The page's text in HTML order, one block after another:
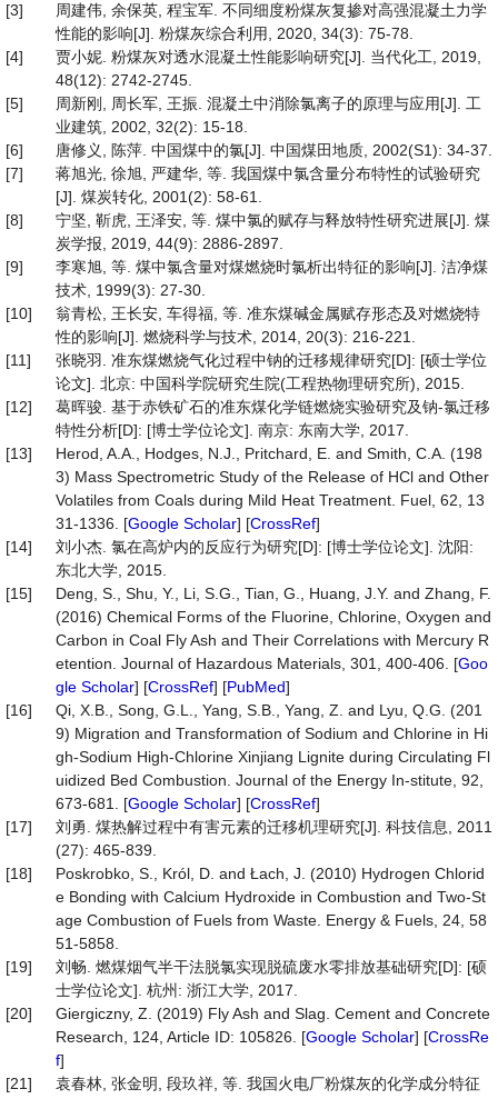
[3]
周建伟, 余保英, 程宝军. 不同细度粉煤灰复掺对高强混凝土力学
性能的影响[J]. 粉煤灰综合利用, 2020, 34(3): 75-78.
[4]
贾小妮. 粉煤灰对透水混凝土性能影响研究[J]. 当代化工, 2019,
48(12): 2742-2745.
[5]
周新刚, 周长军, 王振. 混凝土中消除氯离子的原理与应用[J]. 工
业建筑, 2002, 32(2): 15-18.
[6]
唐修义, 陈萍. 中国煤中的氯[J]. 中国煤田地质, 2002(S1): 34-37.
[7]
蒋旭光, 徐旭, 严建华, 等. 我国煤中氯含量分布特性的试验研究
[J]. 煤炭转化, 2001(2): 58-61.
[8]
宁坚, 靳虎, 王泽安, 等. 煤中氯的赋存与释放特性研究进展[J]. 煤
炭学报, 2019, 44(9): 2886-2897.
[9]
李寒旭, 等. 煤中氯含量对煤燃烧时氯析出特征的影响[J]. 洁净煤
技术, 1999(3): 27-30.
[10]
翁青松, 王长安, 车得福, 等. 准东煤碱金属赋存形态及对燃烧特
性的影响[J]. 燃烧科学与技术, 2014, 20(3): 216-221.
[11]
张晓羽. 准东煤燃烧气化过程中钠的迁移规律研究[D]: [硕士学位
论文]. 北京: 中国科学院研究生院(工程热物理研究所), 2015.
[12]
葛晖骏. 基于赤铁矿石的准东煤化学链燃烧实验研究及钠-氯迁移
特性分析[D]: [博士学位论文]. 南京: 东南大学, 2017.
[13]
Herod, A.A., Hodges, N.J., Pritchard, E. and Smith, C.A. (198
3) Mass Spectrometric Study of the Release of HCl and Other
Volatiles from Coals during Mild Heat Treatment. Fuel, 62, 13
31-1336. [Google Scholar] [CrossRef]
[14]
刘小杰. 氯在高炉内的反应行为研究[D]: [博士学位论文]. 沈阳:
东北大学, 2015.
[15]
Deng, S., Shu, Y., Li, S.G., Tian, G., Huang, J.Y. and Zhang, F.
(2016) Chemical Forms of the Fluorine, Chlorine, Oxygen and
Carbon in Coal Fly Ash and Their Correlations with Mercury R
etention. Journal of Hazardous Materials, 301, 400-406. [Goo
gle Scholar] [CrossRef] [PubMed]
[16]
Qi, X.B., Song, G.L., Yang, S.B., Yang, Z. and Lyu, Q.G. (201
9) Migration and Transformation of Sodium and Chlorine in Hi
gh-Sodium High-Chlorine Xinjiang Lignite during Circulating Fl
uidized Bed Combustion. Journal of the Energy In-stitute, 92,
673-681. [Google Scholar] [CrossRef]
[17]
刘勇. 煤热解过程中有害元素的迁移机理研究[J]. 科技信息, 2011
(27): 465-839.
[18]
Poskrobko, S., Król, D. and Łach, J. (2010) Hydrogen Chlorid
e Bonding with Calcium Hydroxide in Combustion and Two-St
age Combustion of Fuels from Waste. Energy & Fuels, 24, 58
51-5858.
[19]
刘畅. 燃煤烟气半干法脱氯实现脱硫废水零排放基础研究[D]: [硕
士学位论文]. 杭州: 浙江大学, 2017.
[20]
Giergiczny, Z. (2019) Fly Ash and Slag. Cement and Concrete
Research, 124, Article ID: 105826. [Google Scholar] [CrossRe
f]
[21]
袁春林, 张金明, 段玖祥, 等. 我国火电厂粉煤灰的化学成分特征